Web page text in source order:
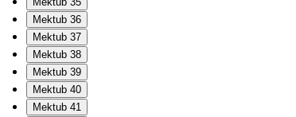
Mektub 36
Mektub 37
Mektub 38
Mektub 39
Mektub 40
Mektub 41